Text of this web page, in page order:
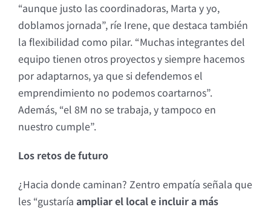
“aunque justo las coordinadoras, Marta y yo,
doblamos jornada”, ríe Irene, que destaca también
la flexibilidad como pilar. “Muchas integrantes del
equipo tienen otros proyectos y siempre hacemos
por adaptarnos, ya que si defendemos el
emprendimiento no podemos coartarnos”.
Además, “el 8M no se trabaja, y tampoco en
nuestro cumple”.
Los retos de futuro
¿Hacia donde caminan? Zentro empatía señala que
les “gustaría ampliar el local e incluir a más